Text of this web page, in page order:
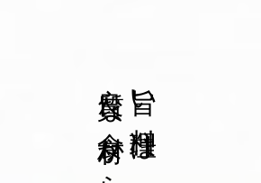
旨い料理は
良質な食材から